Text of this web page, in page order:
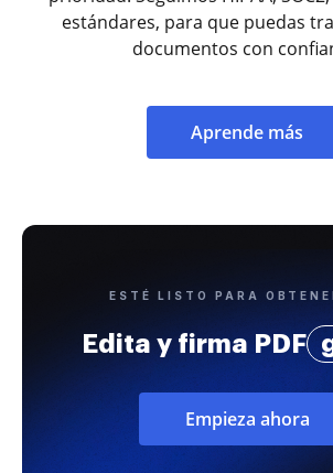
estándares, para que puedas
documentos con
Aprende más
ESTÉ LISTO PARA
Edita y firma PDF
Empieza ahora